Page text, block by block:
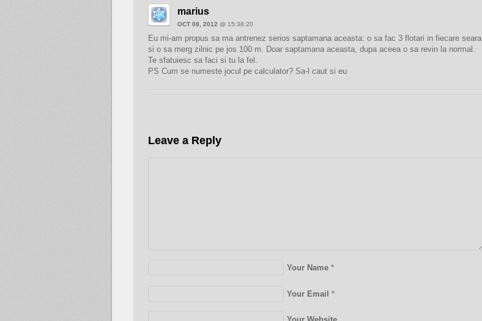
marius
OCT 08, 2012 @ 15:38:20
Eu mi-am propus sa ma antrenez serios saptamana aceasta: o sa fac 3 flotari in fiecare seara
si o sa merg zilnic pe jos 100 m. Doar saptamana aceasta, dupa aceea o sa revin la normal.
Te sfatuiesc sa faci si tu la fel.
PS Cum se numeste jocul pe calculator? Sa-l caut si eu
Leave a Reply
Your Name *
Your Email *